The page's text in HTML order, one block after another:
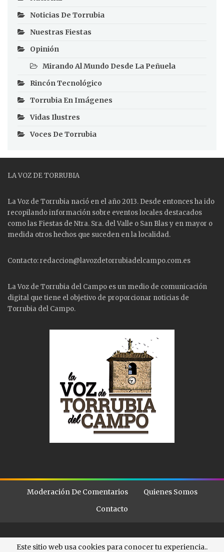
Noticias De Torrubia
Nuestras Fiestas
Opinión
Mirando Al Mundo Desde La Peñuela
Rincón Tecnológico
Torrubia En Imágenes
Vidas Ilustres
Voces De Torrubia
LA VOZ DE TORRUBIA
La Voz de Torrubia nació en el año 2013. Desde entonces ha ido
recopilando información sobre eventos locales destacados
como las Fiestas de Ntra. Sra. del Valle o San Blas y en mayor o
medida otros hechos que suceden en la localidad.
Contacto: redaccion@lavozdetorrubiadelcampo.com.es
La Voz de Torrubia del Campo es un medio de comunicación
digital que tiene el objetivo de proporcionar noticias de
Torrubia del Campo.
Moderación De Comentarios
Quienes Somos
Contacto
© - . All Rights Reserved. La Voz de Torubia
Este sitio web usa cookies para conocer tu experiencia..